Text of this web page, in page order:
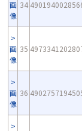
画
像
34
画
像
35
画
像
36